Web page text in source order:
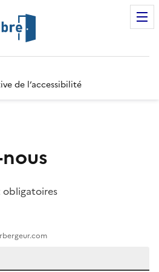
de l’accessibilité
obligatoires